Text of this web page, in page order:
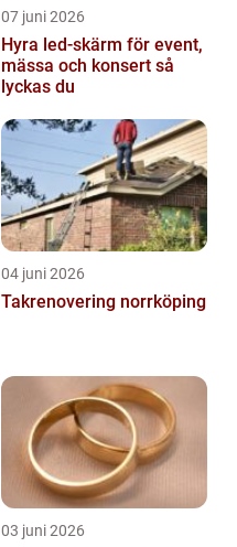
07 juni 2026
Hyra led-skärm för event,
mässa och konsert så
lyckas du
04 juni 2026
Takrenovering norrköping
03 juni 2026